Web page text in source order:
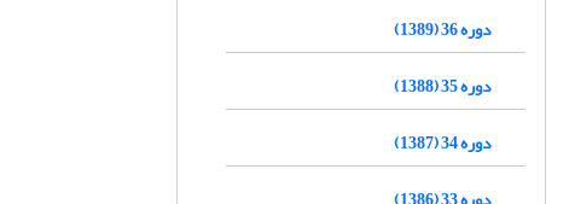
دوره 36 (1389)
دوره 35 (1388)
دوره 34 (1387)